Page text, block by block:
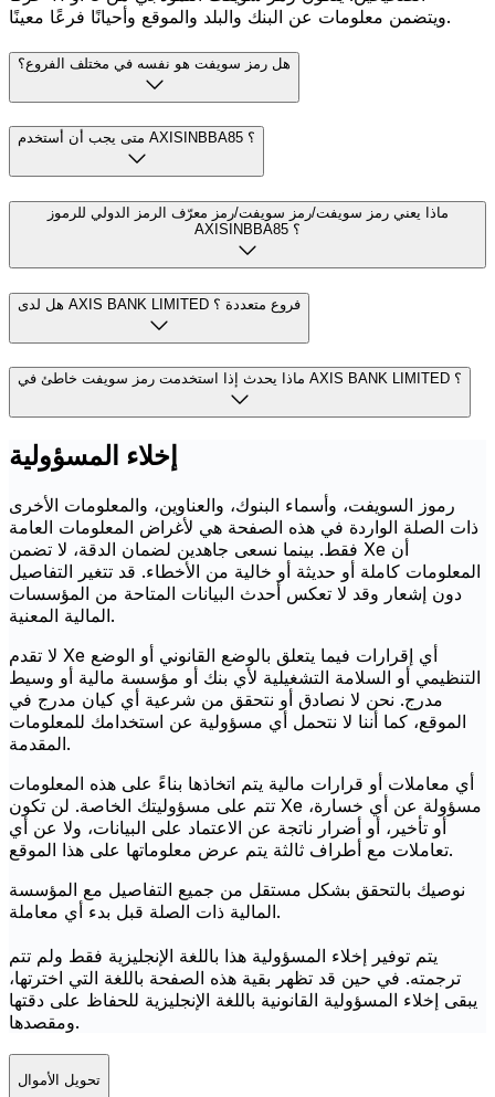
ويتضمن معلومات عن البنك والبلد والموقع وأحيانًا فرعًا معينًا.
هل رمز سويفت هو نفسه في مختلف الفروع؟
متى يجب أن أستخدم AXISINBBA85 ؟
ماذا يعني رمز سويفت/رمز سويفت/رمز معرّف الرمز الدولي للرموز
AXISINBBA85 ؟
هل لدى AXIS BANK LIMITED فروع متعددة ؟
ماذا يحدث إذا استخدمت رمز سويفت خاطئ في AXIS BANK LIMITED ؟
إخلاء المسؤولية
رموز السويفت، وأسماء البنوك، والعناوين، والمعلومات الأخرى
ذات الصلة الواردة في هذه الصفحة هي لأغراض المعلومات العامة
فقط. بينما نسعى جاهدين لضمان الدقة، لا تضمن Xe أن
المعلومات كاملة أو حديثة أو خالية من الأخطاء. قد تتغير التفاصيل
دون إشعار وقد لا تعكس أحدث البيانات المتاحة من المؤسسات
المالية المعنية.
لا تقدم Xe أي إقرارات فيما يتعلق بالوضع القانوني أو الوضع
التنظيمي أو السلامة التشغيلية لأي بنك أو مؤسسة مالية أو وسيط
مدرج. نحن لا نصادق أو نتحقق من شرعية أي كيان مدرج في
الموقع، كما أننا لا نتحمل أي مسؤولية عن استخدامك للمعلومات
المقدمة.
أي معاملات أو قرارات مالية يتم اتخاذها بناءً على هذه المعلومات
تتم على مسؤوليتك الخاصة. لن تكون Xe مسؤولة عن أي خسارة،
أو تأخير، أو أضرار ناتجة عن الاعتماد على البيانات، ولا عن أي
تعاملات مع أطراف ثالثة يتم عرض معلوماتها على هذا الموقع.
نوصيك بالتحقق بشكل مستقل من جميع التفاصيل مع المؤسسة
المالية ذات الصلة قبل بدء أي معاملة.
يتم توفير إخلاء المسؤولية هذا باللغة الإنجليزية فقط ولم تتم
ترجمته. في حين قد تظهر بقية هذه الصفحة باللغة التي اخترتها،
يبقى إخلاء المسؤولية القانونية باللغة الإنجليزية للحفاظ على دقتها
ومقصدها.
تحويل الأموال